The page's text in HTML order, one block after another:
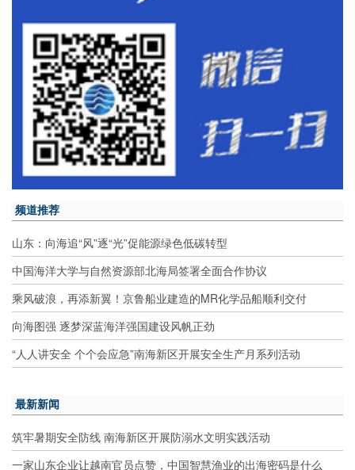
频道推荐
山东：向海追“风”逐“光”促能源绿色低碳转型
中国海洋大学与自然资源部北海局签署全面合作协议
乘风破浪，再添新翼！京鲁船业建造的MR化学品船顺利交付
向海图强 逐梦深蓝海洋强国建设风帆正劲
“人人讲安全 个个会应急”南海新区开展安全生产月系列活动
最新新闻
筑牢暑期安全防线 南海新区开展防溺水文明实践活动
一家山东企业让越南官员点赞，中国智慧渔业的出海密码是什么